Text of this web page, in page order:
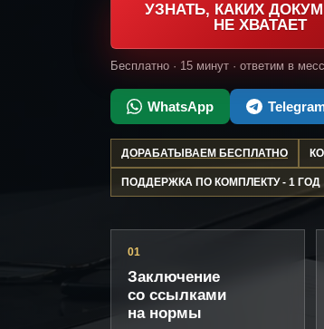
УЗНАТЬ, КАКИХ
НЕ ХВАТАЕТ
Бесплатно · 15 минут · ответим в
WhatsApp
ДОРАБАТЫВАЕМ БЕСПЛАТНО
ПОДДЕРЖКА ПО КОМПЛЕКТУ - 1 ГОД
01
Заключение
со ссылками
на нормы